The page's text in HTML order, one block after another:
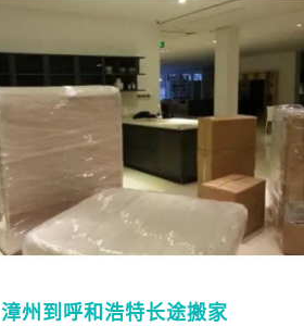
漳州到呼和浩特长途搬家